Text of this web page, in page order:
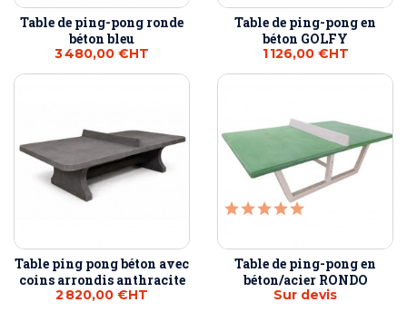
Table de ping-pong ronde
béton bleu
3 480,00 €HT
Table de ping-pong en
béton GOLFY
1 126,00 €HT
Table ping pong béton avec
coins arrondis anthracite
2 820,00 €HT
Table de ping-pong en
béton/acier RONDO
Sur devis